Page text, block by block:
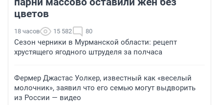
цветов
18 часов 15 582 80
Сезон черники в Мурманской области: рецепт
хрустящего ягодного штруделя за полчаса
Фермер Джастас Уолкер, известный как «веселый
молочник», заявил что его семью могут выдворить
из России — видео